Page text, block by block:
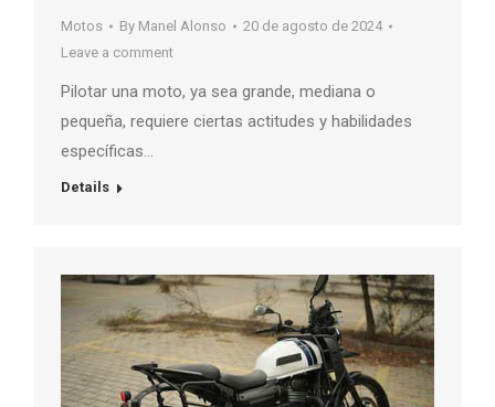
Motos By Manel Alonso
20 de agosto de 2024
Leave a comment
Pilotar una moto, ya sea grande, mediana o
pequeña, requiere ciertas actitudes y habilidades
específicas…
Details